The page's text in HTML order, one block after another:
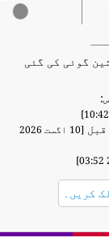
[10 اگست 2026
کریں۔